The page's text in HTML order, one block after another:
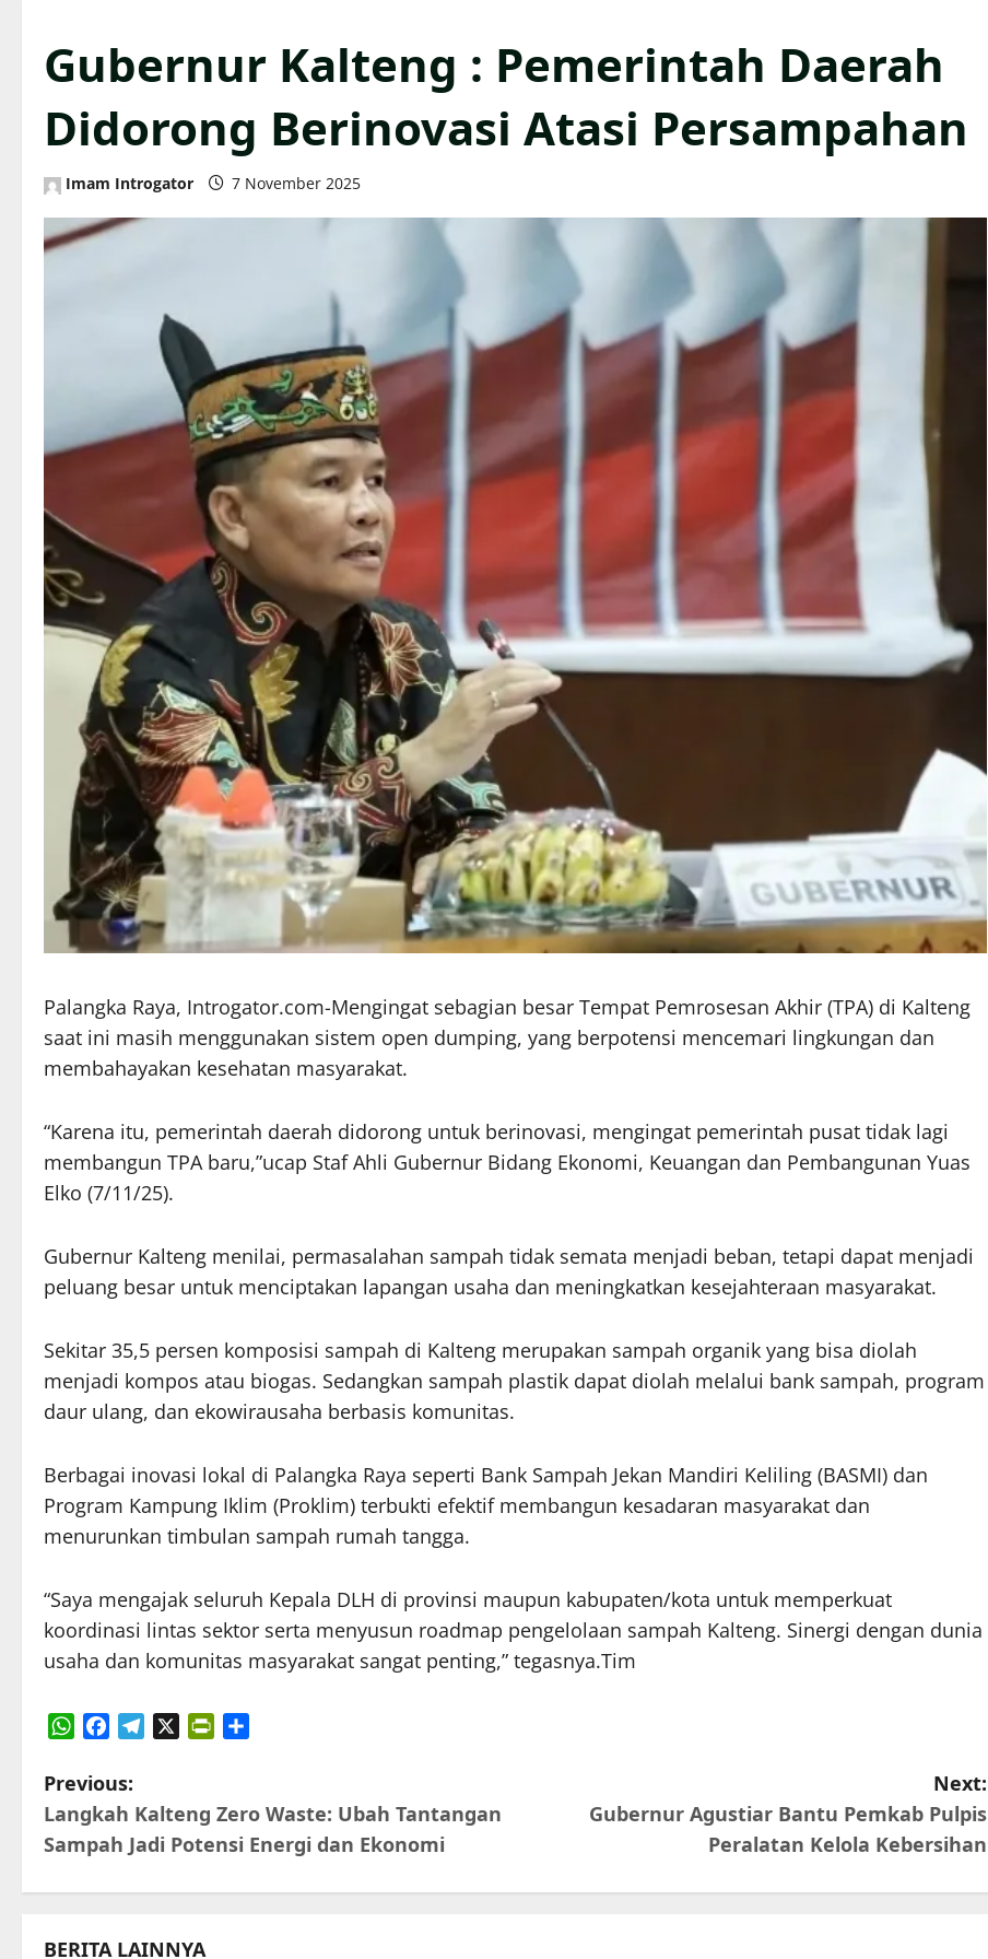
Gubernur Kalteng : Pemerintah Daerah
Didorong Berinovasi Atasi Persampahan
Imam Introgator 7 November 2025
Palangka Raya, Introgator.com-Mengingat sebagian besar Tempat Pemrosesan Akhir (TPA) di Kalteng
saat ini masih menggunakan sistem open dumping, yang berpotensi mencemari lingkungan dan
membahayakan kesehatan masyarakat.
“Karena itu, pemerintah daerah didorong untuk berinovasi, mengingat pemerintah pusat tidak lagi
membangun TPA baru,”ucap Staf Ahli Gubernur Bidang Ekonomi, Keuangan dan Pembangunan Yuas
Elko (7/11/25).
Gubernur Kalteng menilai, permasalahan sampah tidak semata menjadi beban, tetapi dapat menjadi
peluang besar untuk menciptakan lapangan usaha dan meningkatkan kesejahteraan masyarakat.
Sekitar 35,5 persen komposisi sampah di Kalteng merupakan sampah organik yang bisa diolah
menjadi kompos atau biogas. Sedangkan sampah plastik dapat diolah melalui bank sampah, program
daur ulang, dan ekowirausaha berbasis komunitas.
Berbagai inovasi lokal di Palangka Raya seperti Bank Sampah Jekan Mandiri Keliling (BASMI) dan
Program Kampung Iklim (Proklim) terbukti efektif membangun kesadaran masyarakat dan
menurunkan timbulan sampah rumah tangga.
“Saya mengajak seluruh Kepala DLH di provinsi maupun kabupaten/kota untuk memperkuat
koordinasi lintas sektor serta menyusun roadmap pengelolaan sampah Kalteng. Sinergi dengan dunia
usaha dan komunitas masyarakat sangat penting,” tegasnya.Tim
P
o
s
Previous:
Langkah Kalteng Zero Waste: Ubah Tantangan
Sampah Jadi Potensi Energi dan Ekonomi
Next:
Gubernur Agustiar Bantu Pemkab Pulpis
Peralatan Kelola Kebersihan
BERITA LAINNYA